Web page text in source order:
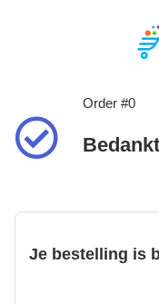
Order #0
Je bestelling is